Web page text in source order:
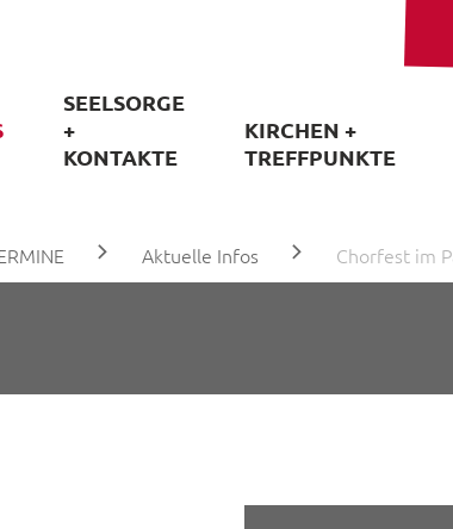
SEELSORGE
+
KONTAKTE
KIRCHEN +
TREFFPUNKTE
Aktuelle Infos Chorfest im